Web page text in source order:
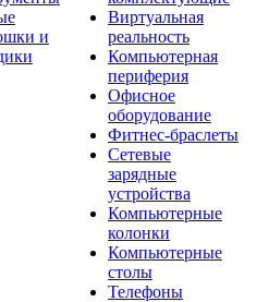
и
Виртуальная
реальность
Компьютерная
периферия
Офисное
оборудование
Фитнес-браслеты
Сетевые
зарядные
устройства
Компьютерные
колонки
Компьютерные
столы
Телефоны